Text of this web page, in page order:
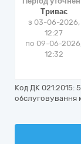
Триває
з 03-06-2026,
12:27
по 09-06-
12:32
Код ДК 021:2015:
обслуговування